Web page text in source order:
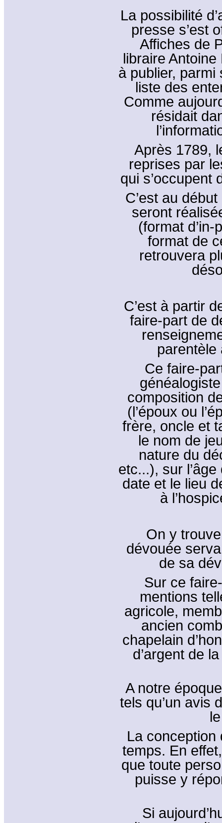
La possibilité
presse s’est
Affiches de
libraire
à publier,
liste des
Comme
résidait
Après 1789,
reprises par
qui s’occupent
C’est au
seront
(format
format de
retrouvera
C’est à partir
faire-part de
parentèle
Ce faire-
composition
(l’époux ou
frère, oncle et
le nom de
nature du
etc...), sur
date et le lieu
à
On y
dévouée
de sa
Sur ce
mentions
agricole,
ancien
chapelain
d’argent de
A notre
tels qu’un avis
La conception
temps. En
que toute
puisse y
Si